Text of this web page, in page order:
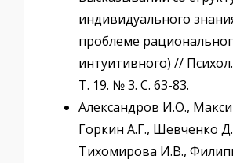
индивидуального
проблеме
интуитивного) //
Т. 19. № 3. С. 63-83.
Александров И.О.,
Горкин А.Г., Шевченко
Тихомирова И.В.,